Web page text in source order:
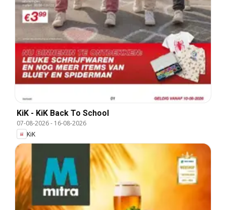
KiK - KiK Back To School
07-08-2026- 16-08-2026
KiK